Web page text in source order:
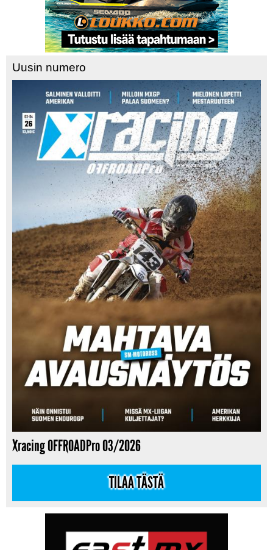
Uusin numero
Xracing OFFROADPro 03/2026
TILAA TÄSTÄ